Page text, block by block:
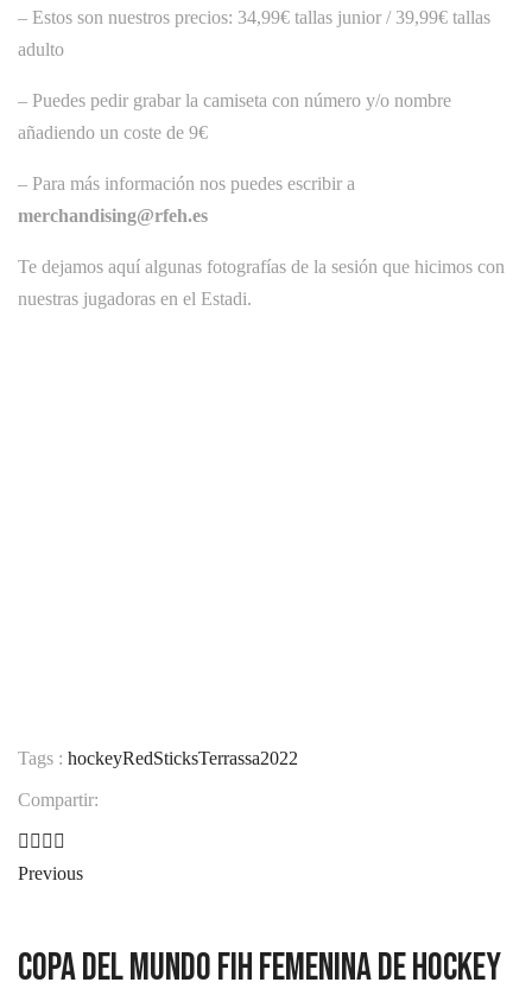
– Estos son nuestros precios: 34,99€ tallas junior / 39,99€ tallas
adulto
– Puedes pedir grabar la camiseta con número y/o nombre
añadiendo un coste de 9€
– Para más información nos puedes escribir a
merchandising@rfeh.es
Te dejamos aquí algunas fotografías de la sesión que hicimos con
nuestras jugadoras en el Estadi.
Tags : hockeyRedSticksTerrassa2022
Compartir:
Previous
Copa del Mundo FIH Femenina de Hockey